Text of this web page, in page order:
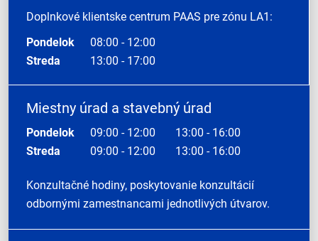
Doplnkové klientske centrum PAAS pre zónu LA1:
Pondelok
08:00 - 12:00
Streda
13:00 - 17:00
Miestny úrad a stavebný úrad
Pondelok 09:00 - 12:00
13:00 - 16:00
Streda
09:00 - 12:00 13:00 - 16:00
Konzultačné hodiny, poskytovanie konzultácií
odbornými zamestnancami jednotlivých útvarov.